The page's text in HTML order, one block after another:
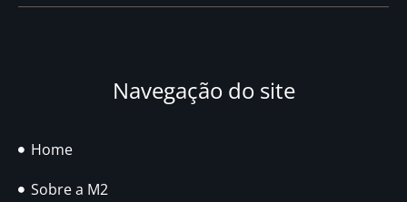
Navegação do site
Home
Sobre a M2